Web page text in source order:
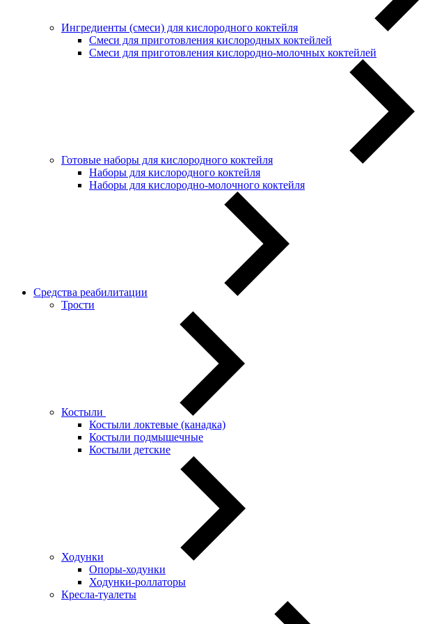
Ингредиенты (смеси) для кислородного коктейля
Смеси для приготовления кислородных коктейлей
Смеси для приготовления кислородно-молочных коктейлей
Готовые наборы для кислородного коктейля
Наборы для кислородного коктейля
Наборы для кислородно-молочного коктейля
Средства реабилитации
Трости
Костыли
Костыли локтевые (канадка)
Костыли подмышечные
Костыли детские
Ходунки
Опоры-ходунки
Ходунки-роллаторы
Кресла-туалеты